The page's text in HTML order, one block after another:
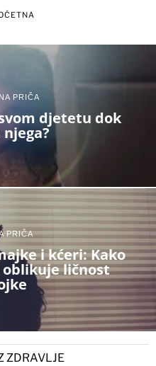
PRIČA
djetetu dok
njega?
PRIČA
i kćeri: Kako
oblikuje ličnost
ZDRAVLJE